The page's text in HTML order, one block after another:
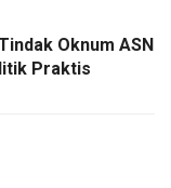
Oknum ASN
Praktis